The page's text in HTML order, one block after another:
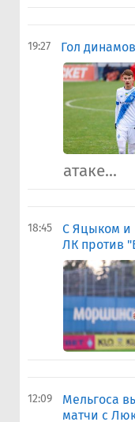
19:27 Гол
атаке...
18:45
С Яцыком и
ЛК против
12:09
Мельгоса
матчи с